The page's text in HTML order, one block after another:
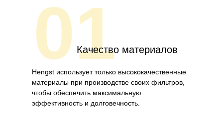
01Качество материалов
Hengst использует только высококачественные
материалы при производстве своих фильтров,
чтобы обеспечить максимальную
эффективность и долговечность.